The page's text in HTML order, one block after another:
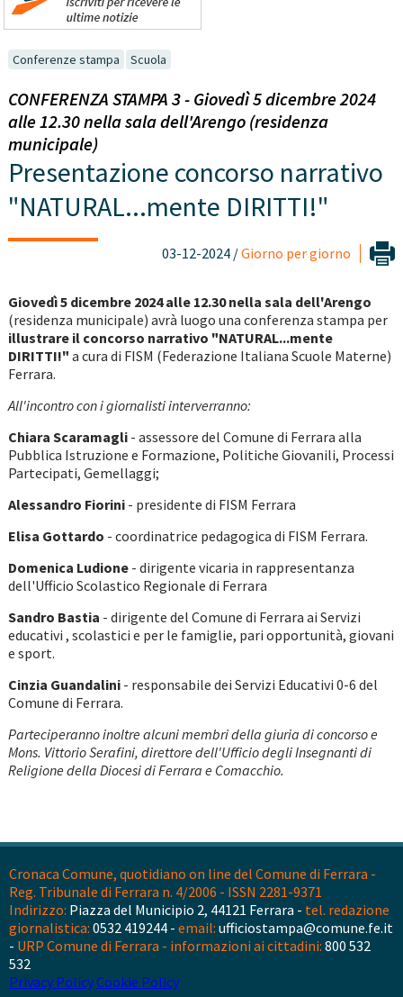
Conferenze stampa Scuola
CONFERENZA STAMPA 3 - Giovedì 5 dicembre 2024
alle 12.30 nella sala dell'Arengo (residenza
municipale)
Presentazione concorso narrativo
"NATURAL...mente DIRITTI!"
03-12-2024 /Giorno per giorno
Giovedì 5 dicembre 2024 alle 12.30 nella sala dell'Arengo
(residenza municipale) avrà luogo una conferenza stampa per
illustrare il concorso narrativo "NATURAL...mente
DIRITTI!" a cura di FISM (Federazione Italiana Scuole Materne)
Ferrara.
All'incontro con i giornalisti interverranno:
Chiara Scaramagli- assessore del Comune di Ferrara alla
Pubblica Istruzione e Formazione, Politiche Giovanili, Processi
Partecipati, Gemellaggi;
Alessandro Fiorini- presidente di FISM Ferrara
Elisa Gottardo - coordinatrice pedagogica di FISM Ferrara.
Domenica Ludione- dirigente vicaria in rappresentanza
dell'Ufficio Scolastico Regionale di Ferrara
Sandro Bastia - dirigente del Comune di Ferrara ai Servizi
educativi , scolastici e per le famiglie, pari opportunità, giovani
e sport.
Cinzia Guandalini- responsabile dei Servizi Educativi 0-6 del
Comune di Ferrara.
Parteciperanno inoltre alcuni membri della giuria di concorso e
Mons. Vittorio Serafini, direttore dell'Ufficio degli Insegnanti di
Religione della Diocesi di Ferrara e Comacchio.
Cronaca Comune, quotidiano on line del Comune di Ferrara -
Reg. Tribunale di Ferrara n. 4/2006 - ISSN 2281-9371
Indirizzo: Piazza del Municipio 2, 44121 Ferrara - tel. redazione
giornalistica: 0532 419244 - email: ufficiostampa@comune.fe.it
- URP Comune di Ferrara - informazioni ai cittadini: 800 532
532
Privacy PolicyCookie Policy